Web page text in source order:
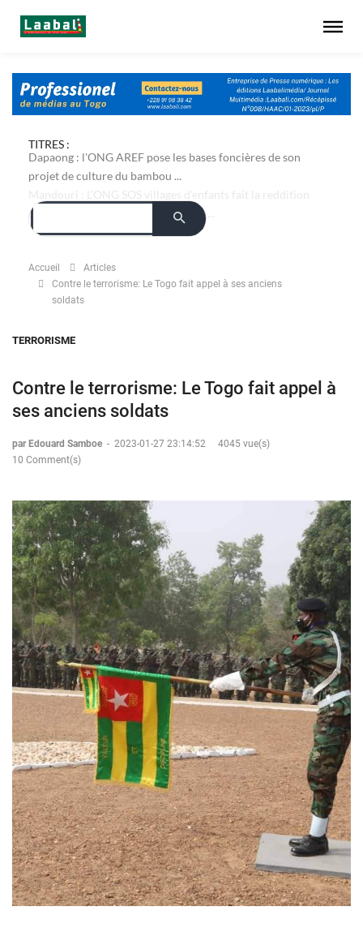
TITRES :
Dapaong : l'ONG AREF pose les bases foncières de son
projet de culture du bambou ...
Accueil
Articles
Contre le terrorisme: Le Togo fait appel à ses anciens
soldats
TERRORISME
Contre le terrorisme: Le Togo fait appel à
ses anciens soldats
par Edouard Samboe - 2023-01-27 23:14:52
4045 vue(s)
10 Comment(s)